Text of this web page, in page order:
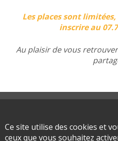
Les places sont limitées,
inscrire au
Au plaisir de vous
Plan du site
Ce site utilise des cookies et
ceux que vous souhaitez